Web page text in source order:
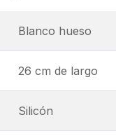
Blanco hueso
26 cm de largo
Silicón